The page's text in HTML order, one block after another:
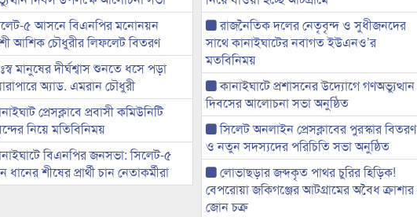
৫ আসনে বিএনপির মনোনয়ন
আশিক চৌধুরীর লিফলেট বিতরণ
মানুষের দীর্ঘশ্বাস শুনতে ধসে পড়া
অ্যাড. এমরান চৌধুরী
প্রেসক্লাবে প্রবাসী কমিউনিটি
নিয়ে মতিবিনিময়
বিএনপির জনসভা: সিলেট-৫
শীষের প্রার্থী চান নেতাকর্মীরা
রাজনৈতিক দলের নেতৃবৃন্দ ও সুধীজনদের
সাথে কানাইঘাটের নবাগত ইউএনও’র
মতবিনিময়
কানাইঘাটে প্রশাসনের উদ্যোগে গণঅভ্যুত্থান
দিবসের আলোচনা সভা অনুষ্ঠিত
সিলেট অনলাইন প্রেসক্লাবের পুরস্কার বিতরণ
ও নতুন সদস্যদের পরিচিতি সভা অনুষ্ঠিত
লোভাছড়ার জব্দকৃত পাথর চুরির হিড়িক!
বেপরোয়া জকিগঞ্জের আটগ্রামের অবৈধ ক্রাশার
জোন চক্র